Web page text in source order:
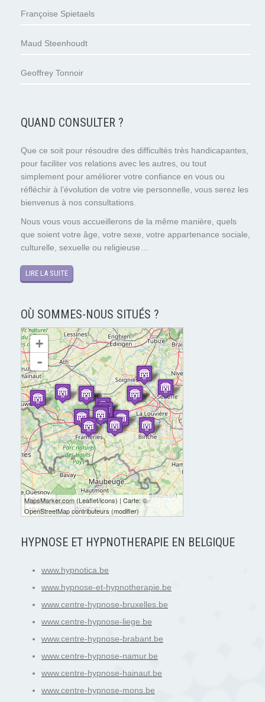
Françoise Spietaels
Maud Steenhoudt
Geoffrey Tonnoir
QUAND CONSULTER ?
Que ce soit pour résoudre des difficultés très handicapantes,
pour faciliter vos relations avec les autres, ou tout
simplement pour améliorer votre confiance en vous ou
réfléchir à l’évolution de votre vie personnelle, vous serez les
bienvenus à nos consultations.
Nous vous vous accueillerons de la même manière, quels
que soient votre âge, votre sexe, votre appartenance sociale,
culturelle, sexuelle ou religieuse…
LIRE LA SUITE
OÙ SOMMES-NOUS SITUÉS ?
chargement de la carte - veuillez patienter...
+
-
10 km
10 mi
MapsMarker.com(Leaflet/icons) | Carte: ©
OpenStreetMap contributeurs (modifier)
HYPNOSE ET HYPNOTHERAPIE EN BELGIQUE
www.hypnotica.be
www.hypnose-et-hypnotherapie.be
www.centre-hypnose-bruxelles.be
www.centre-hypnose-liege.be
www.centre-hypnose-brabant.be
www.centre-hypnose-namur.be
www.centre-hypnose-hainaut.be
www.centre-hypnose-mons.be